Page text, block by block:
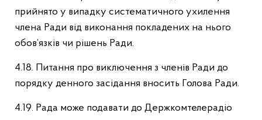
прийнято у випадку систематичного ухилення
члена Ради від виконання покладених на нього
обов’язків чи рішень Ради.
4.18. Питання про виключення з членів Ради до
порядку денного засідання вносить Голова Ради.
4.19. Рада може подавати до Держкомтелерадіо